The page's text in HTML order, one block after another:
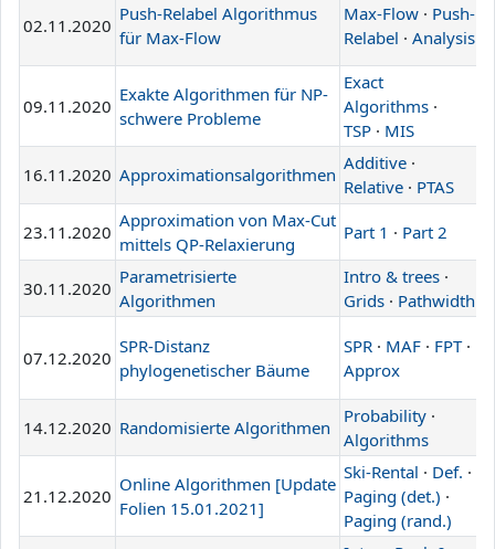
02.11.2020
Push-Relabel Algorithmus
für Max-Flow
Max-Flow · Push-
Relabel · Analysis
09.11.2020
Exakte Algorithmen für NP-
schwere Probleme
Exact
Algorithms ·
TSP · MIS
16.11.2020 Approximationsalgorithmen
Additive ·
Relative · PTAS
23.11.2020
Approximation von Max-Cut
mittels QP-Relaxierung
Part 1 · Part 2
30.11.2020
Parametrisierte
Algorithmen
Intro & trees ·
Grids · Pathwidth
07.12.2020
SPR-Distanz
phylogenetischer Bäume
SPR · MAF · FPT·
Approx
14.12.2020 Randomisierte Algorithmen
Probability ·
Algorithms
21.12.2020
Online Algorithmen [Update
Folien 15.01.2021]
Ski-Rental · Def. ·
Paging (det.) ·
Paging (rand.)